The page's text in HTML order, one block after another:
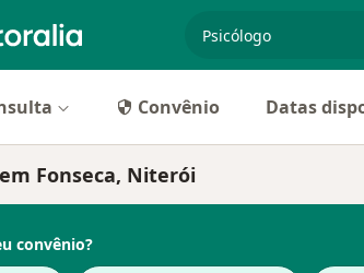
especialidade,
Convênio Datas
Fonseca, Niterói
convênio?